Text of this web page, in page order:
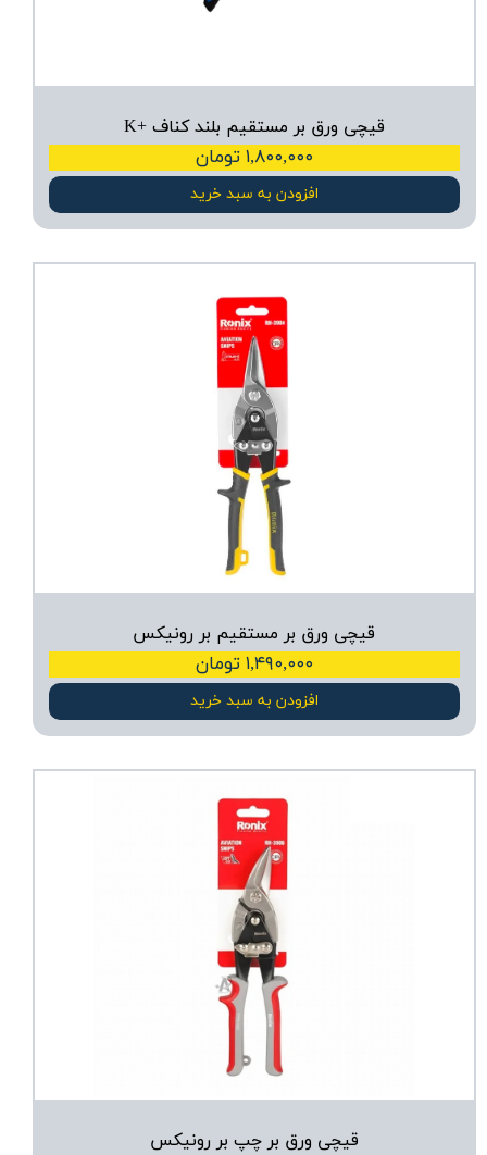
قیچی ورق بر مستقیم بلند کناف +K
۱,۸۰۰,۰۰۰ تومان
افزودن به سبد خرید
قیچی ورق بر مستقیم بر رونیکس
۱,۴۹۰,۰۰۰ تومان
افزودن به سبد خرید
قیچی ورق بر چپ بر رونیکس